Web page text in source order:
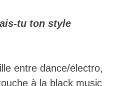
tu ton style
entre dance/electro,
à la black music